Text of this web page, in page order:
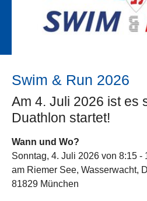
Swim & Run 2026
Am 4. Juli 2026 ist es
Duathlon startet!
Wann und Wo?
Sonntag, 4. Juli 2026 von 8:15 -
am Riemer See, Wasserwacht,
81829 München